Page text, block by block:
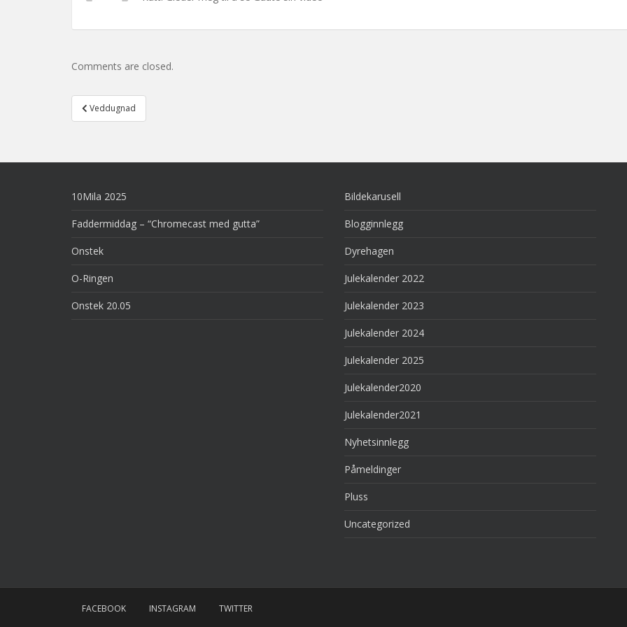
Comments are closed.
Post
navigation
Veddugnad
10Mila 2025
Faddermiddag – “Chromecast med gutta”
Onstek
O-Ringen
Onstek 20.05
Bildekarusell
Blogginnlegg
Dyrehagen
Julekalender 2022
Julekalender 2023
Julekalender 2024
Julekalender 2025
Julekalender2020
Julekalender2021
Nyhetsinnlegg
Påmeldinger
Pluss
Uncategorized
FACEBOOK INSTAGRAM TWITTER